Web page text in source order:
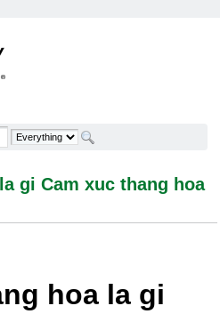
Cam xuc thang hoa trong
gi Cam xuc thang hoa
hoa la gi